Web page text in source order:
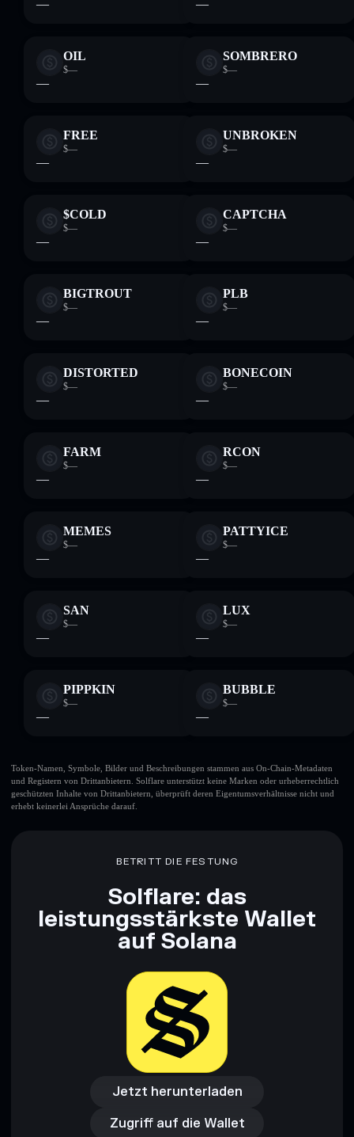
— —
OIL
$—
—
SOMBRERO
$—
—
FREE
$—
—
UNBROKEN
$—
—
$COLD
$—
—
CAPTCHA
$—
—
BIGTROUT
$—
—
PLB
$—
—
DISTORTED
$—
—
BONECOIN
$—
—
FARM
$—
—
RCON
$—
—
MEMES
$—
—
PATTYICE
$—
—
SAN
$—
—
LUX
$—
—
PIPPKIN
$—
—
BUBBLE
$—
—
Token-Namen, Symbole, Bilder und Beschreibungen stammen aus On-Chain-Metadaten
und Registern von Drittanbietern. Solflare unterstützt keine Marken oder urheberrechtlich
geschützten Inhalte von Drittanbietern, überprüft deren Eigentumsverhältnisse nicht und
erhebt keinerlei Ansprüche darauf.
BETRITT DIE FESTUNG
Solflare: das
leistungsstärkste Wallet
auf Solana
Jetzt herunterladen
Jetzt herunterladen
Zugriff auf die Wallet
Zugriff auf die Wallet